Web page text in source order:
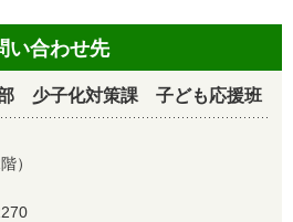
い合わせ先
少子化対策課 子ども応援班
）